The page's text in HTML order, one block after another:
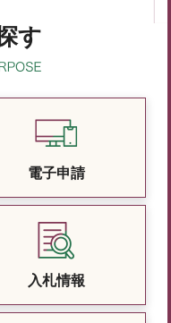
す
電子申請
入札情報